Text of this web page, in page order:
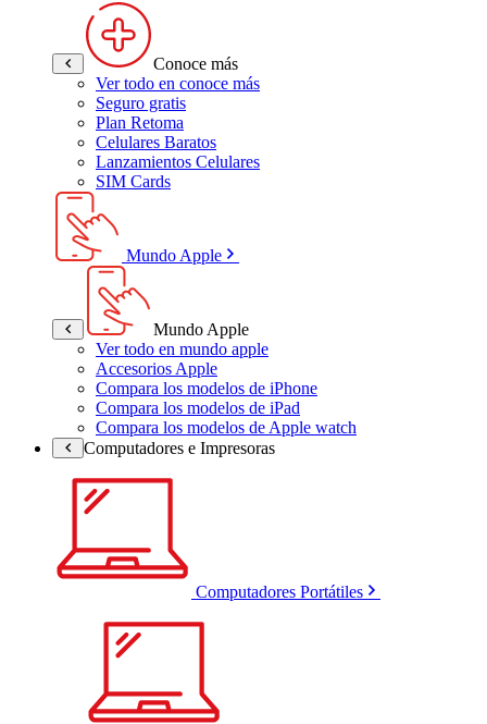
Conoce más
Ver todo en conoce más
Seguro gratis
Plan Retoma
Celulares Baratos
Lanzamientos Celulares
SIM Cards
Mundo Apple
Mundo Apple
Ver todo en mundo apple
Accesorios Apple
Compara los modelos de iPhone
Compara los modelos de iPad
Compara los modelos de Apple watch
Computadores e Impresoras
Computadores Portátiles